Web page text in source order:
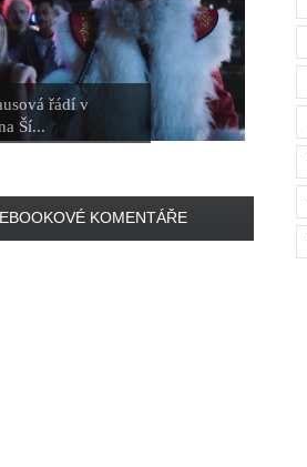
řádí v
Ší...
KOMENTÁŘE